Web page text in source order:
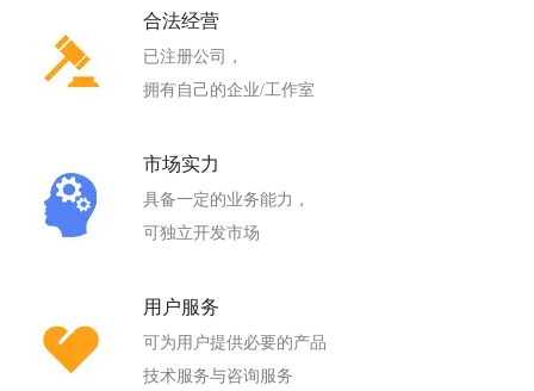
合法经营
已注册公司，
拥有自己的企业/工作室
市场实力
具备一定的业务能力，
可独立开发市场
用户服务
可为用户提供必要的产品
技术服务与咨询服务